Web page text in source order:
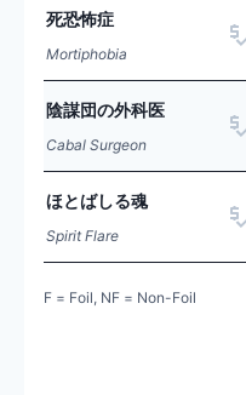
死恐怖症
Mortiphobia
陰謀団の外科医
Cabal Surgeon
ほとばしる魂
Spirit Flare
F = Foil, NF = Non-Foil